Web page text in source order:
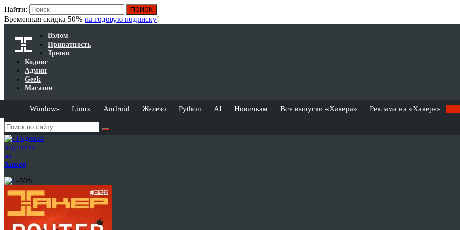
Найти:
Временная скидка 50% на годовую подписку!
Взлом
Приватность
Трюки
Кодинг
Админ
Geek
Магазин
Windows Linux Android Железо Python AI Новичкам Все выпуски «Хакера» Реклама на «Хакере»
Годовая
подписка
на
Хакер
-50%